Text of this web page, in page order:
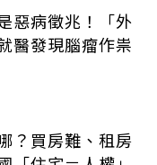
惡病徵兆！「外
醫發現腦瘤作祟
？買房難、租房